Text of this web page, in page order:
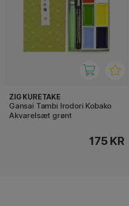
ZIG KURETAKE
Gansai Tambi Irodori Kobako
Akvarelsæt grønt
175 KR